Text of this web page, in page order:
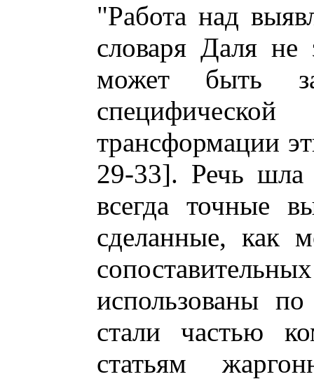
"Работа над
словаря Даля
может быть
трансформации
29-33]. Речь
всегда точные
сделанные, как
использованы
стали частью
статьям